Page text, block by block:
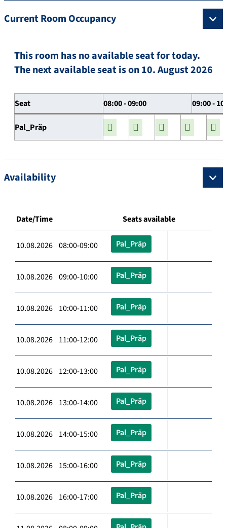
Current Room Occupancy
This room has no available seat for today.
The next available seat is on 10. August 2026
Seat 08:00 - 09:00 09:00 -
Pal_Präp
Availability
Date/Time Seats available
10.08.2026 08:00-09:00 Pal_Präp
10.08.2026 09:00-10:00 Pal_Präp
10.08.2026 10:00-11:00 Pal_Präp
10.08.2026 11:00-12:00 Pal_Präp
10.08.2026 12:00-13:00 Pal_Präp
10.08.2026 13:00-14:00 Pal_Präp
10.08.2026 14:00-15:00 Pal_Präp
10.08.2026 15:00-16:00 Pal_Präp
10.08.2026 16:00-17:00 Pal_Präp